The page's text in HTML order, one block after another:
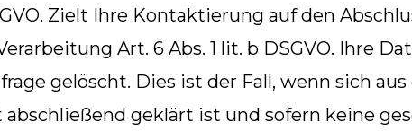
Zielt Ihre Kontaktierung auf den
Art. 6 Abs. 1 lit. b DSGVO. Ihre
gelöscht. Dies ist der Fall, wenn sich
abschließend geklärt ist und sofern keine